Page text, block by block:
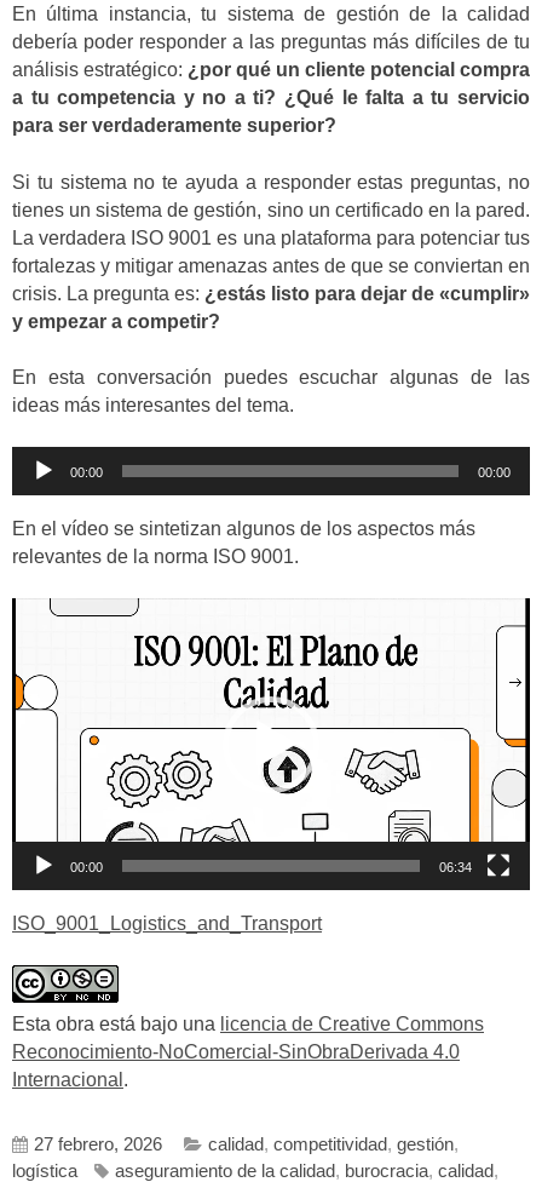
En última instancia, tu sistema de gestión de la calidad
debería poder responder a las preguntas más difíciles de tu
análisis estratégico: ¿por qué un cliente potencial compra
a tu competencia y no a ti? ¿Qué le falta a tu servicio
para ser verdaderamente superior?
Si tu sistema no te ayuda a responder estas preguntas, no
tienes un sistema de gestión, sino un certificado en la pared.
La verdadera ISO 9001 es una plataforma para potenciar tus
fortalezas y mitigar amenazas antes de que se conviertan en
crisis. La pregunta es: ¿estás listo para dejar de «cumplir»
y empezar a competir?
En esta conversación puedes escuchar algunas de las
ideas más interesantes del tema.
Reproductor
audio
00:00 00:00
En el vídeo se sintetizan algunos de los aspectos más
relevantes de la norma ISO 9001.
Reproductor
00:00 06:34
ISO_9001_Logistics_and_Transport
Esta obra está bajo una licencia de Creative Commons
Reconocimiento-NoComercial-SinObraDerivada 4.0
Internacional .
27 febrero, 2026 calidad, competitividad, gestión,
logística
aseguramiento de la calidad, burocracia, calidad,